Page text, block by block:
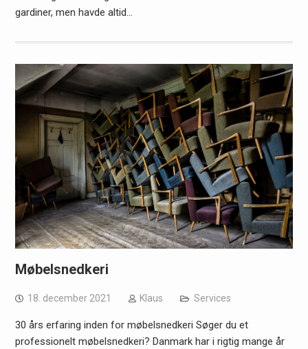
gardiner, men havde altid…
Møbelsnedkeri
18. december 2021 Klaus Services
30 års erfaring inden for møbelsnedkeri Søger du et
professionelt møbelsnedkeri? Danmark har i rigtig mange år